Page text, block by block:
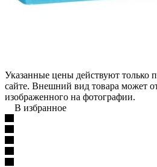
Указанные цены действуют только
сайте. Внешний вид товара может
изображенного на фотографии.
В избранное